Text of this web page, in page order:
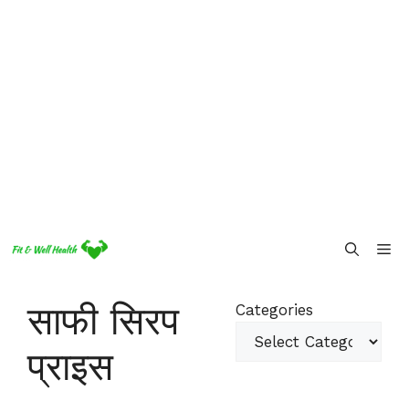
साफी सिरप
प्राइस
Categories